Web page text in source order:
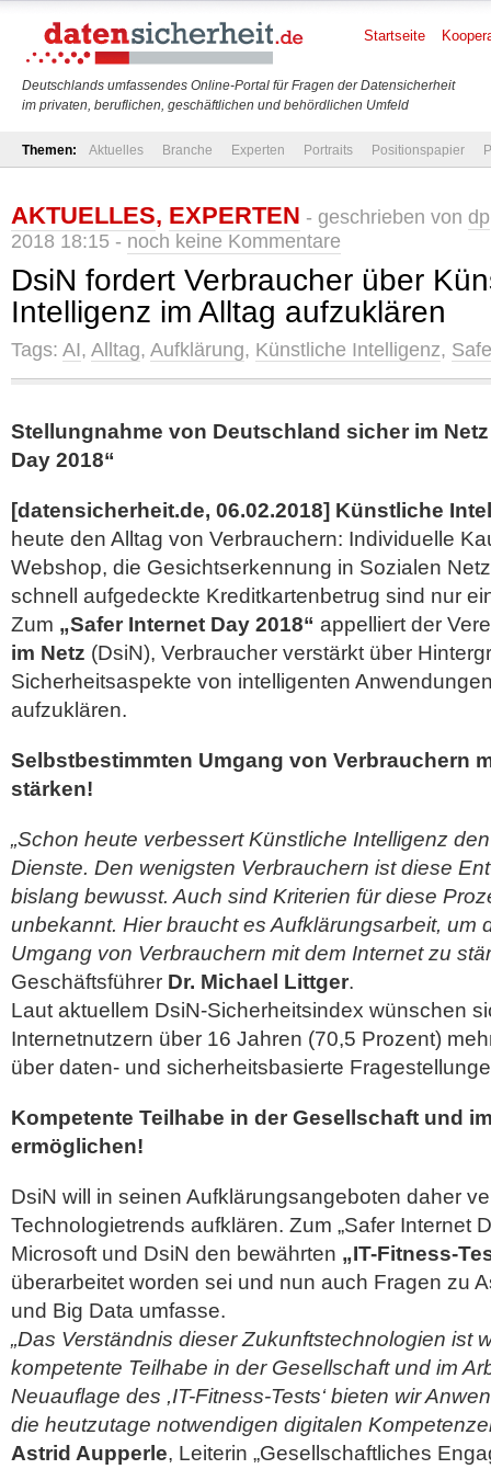
Deutschlands umfassendes Online-Portal für Fragen der Datensicherheit
im privaten, beruflichen, geschäftlichen und behördlichen Umfeld
Startseite
Themen: Aktuelles Branche Experten Portraits Positionspapier
AKTUELLES, EXPERTEN - geschrieben von dp
2018 18:15 - noch keine Kommentare
DsiN fordert Verbraucher über
Intelligenz im Alltag aufzuklären
Tags: AI, Alltag, Aufklärung, Künstliche Intelligenz,
Stellungnahme von Deutschland sicher im
Day 2018“
[datensicherheit.de, 06.02.2018] Künstliche
heute den Alltag von Verbrauchern: Individuelle
Webshop, die Gesichtserkennung in Sozialen
schnell aufgedeckte Kreditkartenbetrug sind nur
Zum „Safer Internet Day 2018“ appelliert der
im Netz (DsiN), Verbraucher verstärkt über
Sicherheitsaspekte von intelligenten
aufzuklären.
Selbstbestimmten Umgang von Verbrauchern
stärken!
„Schon heute verbessert Künstliche Intelligenz
Dienste. Den wenigsten Verbrauchern ist diese
bislang bewusst. Auch sind Kriterien für diese
unbekannt. Hier braucht es Aufklärungsarbeit, um
Umgang von Verbrauchern mit dem Internet zu
Geschäftsführer Dr. Michael Littger.
Laut aktuellem DsiN-Sicherheitsindex wünschen
Internetnutzern über 16 Jahren (70,5 Prozent)
über daten- und sicherheitsbasierte
Kompetente Teilhabe in der Gesellschaft und
ermöglichen!
DsiN will in seinen Aufklärungsangeboten daher
Technologietrends aufklären. Zum „Safer Internet
Microsoft und DsiN den bewährten „IT-Fitness-
überarbeitet worden sei und nun auch Fragen zu
und Big Data umfasse.
„Das Verständnis dieser Zukunftstechnologien ist
kompetente Teilhabe in der Gesellschaft und im
Neuauflage des ,IT-Fitness-Tests‘ bieten wir
die heutzutage notwendigen digitalen
Astrid Aupperle, Leiterin „Gesellschaftliches